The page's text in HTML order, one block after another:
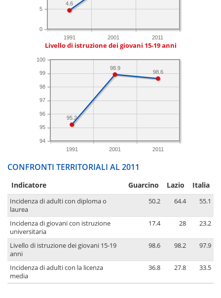
1991 2001 2011
0
5
4.6
Livello di istruzione dei giovani 15-19 anni
1991 2001 2011
94
95
96
97
98
99
100
98.6
98.9
95.2
CONFRONTI TERRITORIALI AL 2011
Indicatore Guarcino Lazio Italia
Incidenza di adulti con diploma o
laurea
50.2 64.4 55.1
Incidenza di giovani con istruzione
universitaria
17.4 28 23.2
Livello di istruzione dei giovani 15-19
anni
98.6 98.2 97.9
Incidenza di adulti con la licenza
media
36.8 27.8 33.5